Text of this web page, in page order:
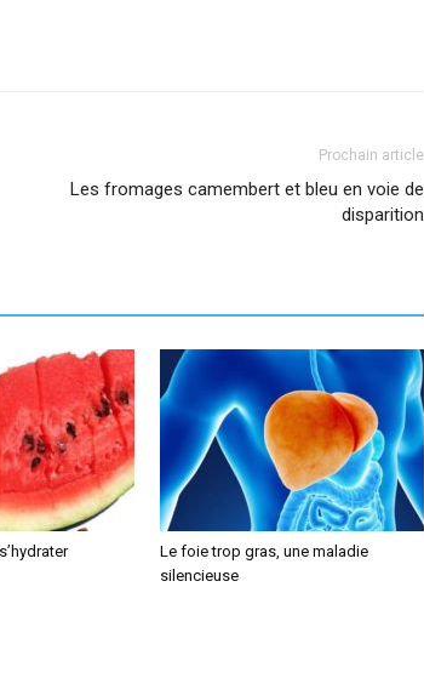
Prochain article
Les fromages camembert et bleu en voie de
disparition
Le foie trop gras, une maladie
silencieuse